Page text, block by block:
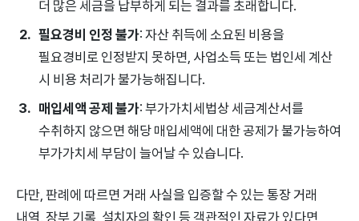
더 많은 세금을 납부하게 되는 결과를 초래합니다.
필요경비 인정 불가: 자산 취득에 소요된 비용을
필요경비로 인정받지 못하면, 사업소득 또는 법인세 계산
시 비용 처리가 불가능해집니다.
매입세액 공제 불가: 부가가치세법상 세금계산서를
수취하지 않으면 해당 매입세액에 대한 공제가 불가능하여
부가가치세 부담이 늘어날 수 있습니다.
다만, 판례에 따르면 거래 사실을 입증할 수 있는 통장 거래
내역, 장부 기록, 설치자의 확인 등 객관적인 자료가 있다면